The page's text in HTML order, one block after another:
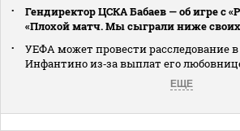
Гендиректор ЦСКА Бабаев — об игре с
«Плохой матч. Мы сыграли ниже
УЕФА может провести расследование
Инфантино из‑за выплат его
ЕЩЕ